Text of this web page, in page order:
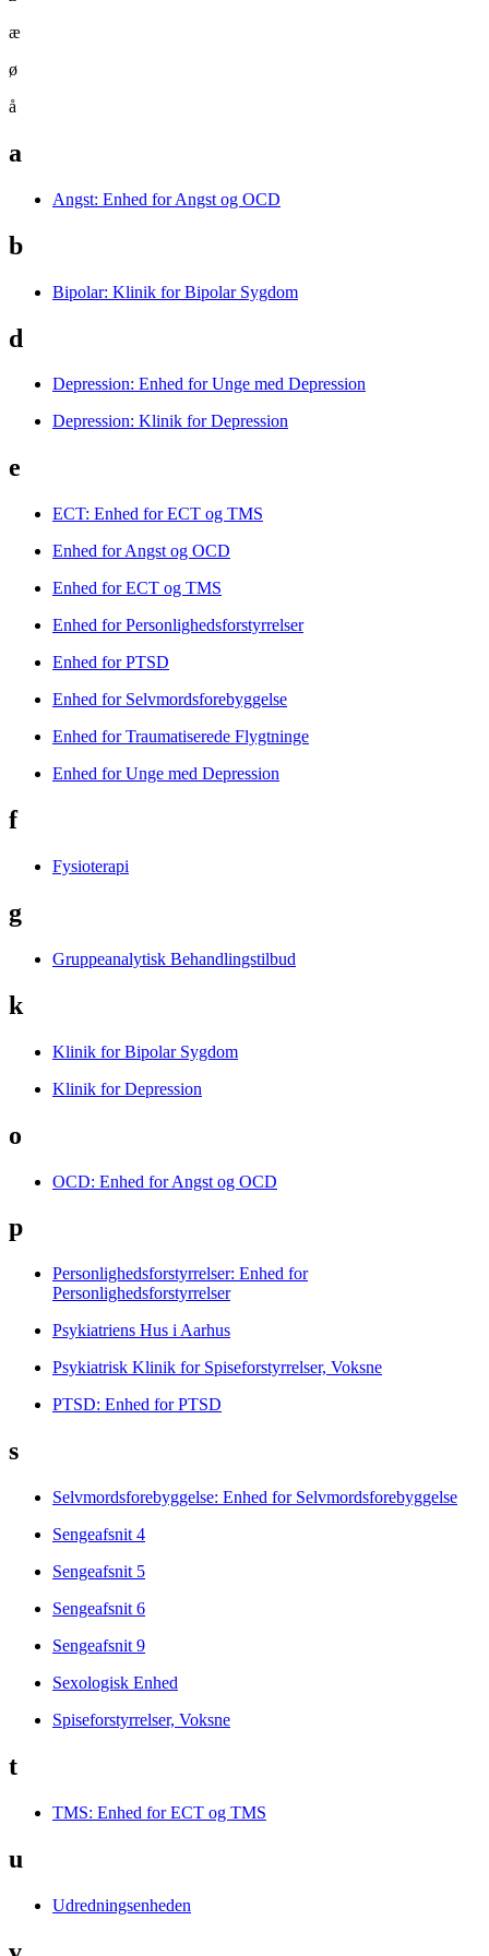
æ
ø
å
a
Angst: Enhed for Angst og OCD
b
Bipolar: Klinik for Bipolar Sygdom
d
Depression: Enhed for Unge med Depression
Depression: Klinik for Depression
e
ECT: Enhed for ECT og TMS
Enhed for Angst og OCD
Enhed for ECT og TMS
Enhed for Personlighedsforstyrrelser
Enhed for PTSD
Enhed for Selvmordsforebyggelse
Enhed for Traumatiserede Flygtninge
Enhed for Unge med Depression
f
Fysioterapi
g
Gruppeanalytisk Behandlingstilbud
k
Klinik for Bipolar Sygdom
Klinik for Depression
o
OCD: Enhed for Angst og OCD
p
Personlighedsforstyrrelser: Enhed for
Personlighedsforstyrrelser
Psykiatriens Hus i Aarhus
Psykiatrisk Klinik for Spiseforstyrrelser, Voksne
PTSD: Enhed for PTSD
s
Selvmordsforebyggelse: Enhed for Selvmordsforebyggelse
Sengeafsnit 4
Sengeafsnit 5
Sengeafsnit 6
Sengeafsnit 9
Sexologisk Enhed
Spiseforstyrrelser, Voksne
t
TMS: Enhed for ECT og TMS
u
Udredningsenheden